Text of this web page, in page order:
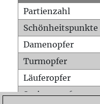
Partienzahl
Schönheitspunkte
Damenopfer
Turmopfer
Läuferopfer
Springeropfer